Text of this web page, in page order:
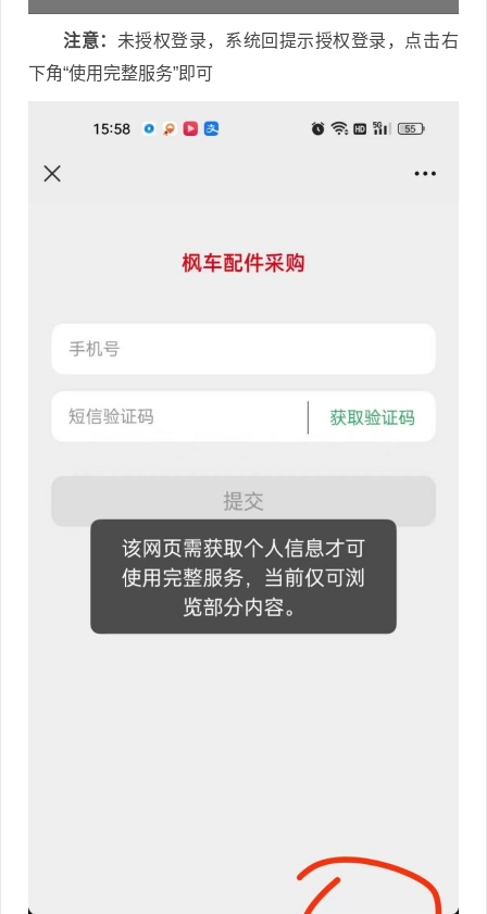
注意： 未授权登录，系统回提示授权登录，点击右
下角“使用完整服务”即可